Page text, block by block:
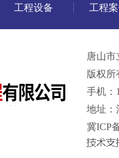
工程设备 工程案
唐山市
版权所
手机：
地址：
冀ICP